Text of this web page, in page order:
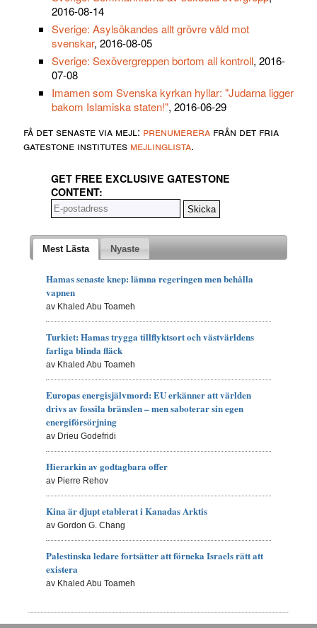
2016-08-14
Sverige: Asylsökandes allt grövre våld mot
svenskar, 2016-08-05
Sverige: Sexövergreppen bortom all kontroll, 2016-
07-08
Imamen som Svenska kyrkan hyllar: "Judarna ligger
bakom Islamiska staten!", 2016-06-29
få det senaste via mejl: prenumerera från det fria
gatestone institutes mejlinglista.
GET FREE EXCLUSIVE GATESTONE
CONTENT:
Mest Lästa Nyaste
Hamas senaste knep: lämna regeringen men behålla
vapnen
av Khaled Abu Toameh
Turkiet: Hamas trygga tillflyktsort och västvärldens
farliga blinda fläck
av Khaled Abu Toameh
Europas energisjälvmord: EU erkänner att världen
drivs av fossila bränslen – men saboterar sin egen
energiförsörjning
av Drieu Godefridi
Hierarkin av godtagbara offer
av Pierre Rehov
Kina är djupt etablerat i Kanadas Arktis
av Gordon G. Chang
Palestinska ledare fortsätter att förneka Israels rätt att
existera
av Khaled Abu Toameh